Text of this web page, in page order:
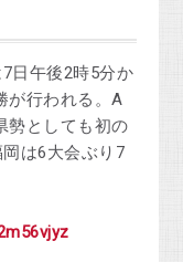
日午後2時5分か
が行われる。A
勢としても初の
は6大会ぶり7